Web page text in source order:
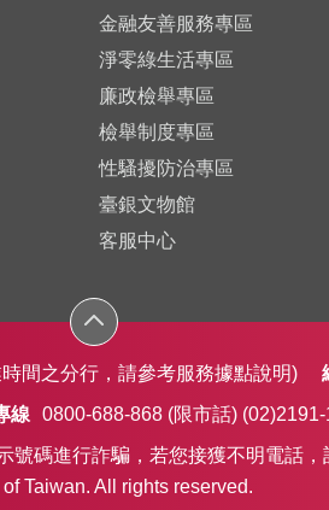
OPEN
金融友善服務專區
淨零綠生活專區
廉政檢舉專區
檢舉制度專區
性騷擾防治專區
臺銀文物館
客服中心
間之分行，請參考服務據點說明)
線 0800-688-868 (限市話)
碼進行詐騙，若您接獲不明電話
Taiwan. All rights reserved.